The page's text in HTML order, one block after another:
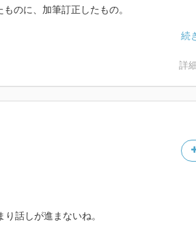
のに、加筆訂正したもの。
→角川文庫版と移動しつつ読んでいたのが
1冊になりナンバリングがずれてたこともあ
ていた。
詳
話しが進まないね。